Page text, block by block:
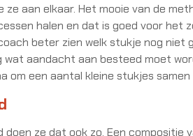
ze aan elkaar. Het mooie van de
halen en dat is goed voor het
beter zien welk stukje nog niet
wat aandacht aan besteed moet
om een aantal kleine stukjes samen
doen ze dat ook zo. Een compositie